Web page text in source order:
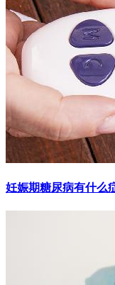
妊娠期糖尿病有什么